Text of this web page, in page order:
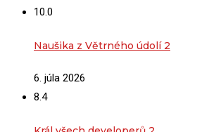
10.0
Naušika z Větrného údolí 2
6. júla 2026
8.4